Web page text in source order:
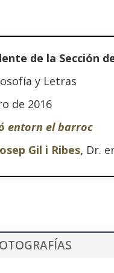
de la Sección
y Letras
de 2016
entorn el barroc
Gil i Ribes, Dr.